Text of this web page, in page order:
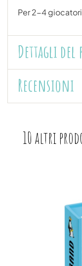
Per 2-4
Dettagli del
Recensioni
10 altri